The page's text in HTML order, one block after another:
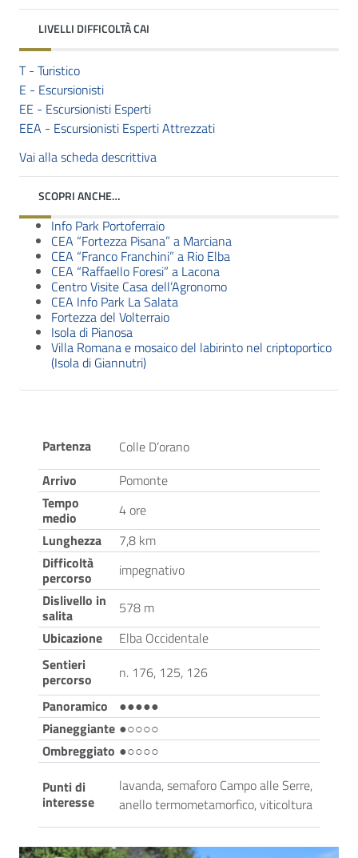
LIVELLI DIFFICOLTÀ CAI
T - Turistico
E - Escursionisti
EE - Escursionisti Esperti
EEA - Escursionisti Esperti Attrezzati
Vai alla scheda descrittiva
SCOPRI ANCHE…
Info Park Portoferraio
CEA “Fortezza Pisana” a Marciana
CEA “Franco Franchini” a Rio Elba
CEA “Raffaello Foresi” a Lacona
Centro Visite Casa dell’Agronomo
CEA Info Park La Salata
Fortezza del Volterraio
Isola di Pianosa
Villa Romana e mosaico del labirinto nel criptoportico
(Isola di Giannutri)
Partenza
Colle D’orano
Arrivo
Pomonte
Tempo
medio
4 ore
Lunghezza
7,8 km
Difficoltà
percorso
impegnativo
Dislivello in
salita
578 m
Ubicazione
Elba Occidentale
Sentieri
percorso
n. 176, 125, 126
Panoramico
●●●●●
Pianeggiante ●○○○○
Ombreggiato ●○○○○
Punti di
interesse
lavanda, semaforo Campo alle Serre,
anello termometamorfico, viticoltura